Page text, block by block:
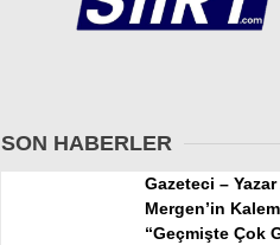
SON HABERLER
Gazeteci –
Mergen’in
“Geçmişte Çok